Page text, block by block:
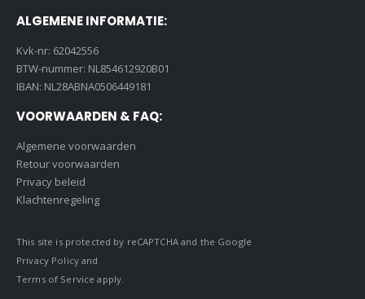
ALGEMENE INFORMATIE:
Kvk-nr: 62042556
BTW-nummer: NL854612920B01
IBAN: NL28ABNA0506449181
VOORWAARDEN & FAQ:
Algemene voorwaarden
Retour voorwaarden
Privacy beleid
Klachtenregeling
This site is protected by reCAPTCHA and the Google
Privacy Policyand
Terms of Service apply.